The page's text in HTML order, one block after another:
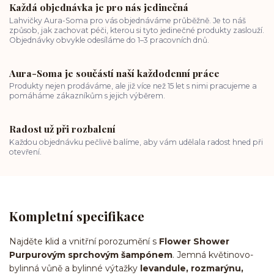
Každá objednávka je pro nás jedinečná
Lahvičky Aura-Soma pro vás objednáváme průběžně. Je to náš
způsob, jak zachovat péči, kterou si tyto jedinečné produkty zaslouží.
Objednávky obvykle odesíláme do 1–3 pracovních dnů.
Aura-Soma je součástí naší každodenní práce
Produkty nejen prodáváme, ale již více než 15 let s nimi pracujeme a
pomáháme zákazníkům s jejich výběrem.
Radost už při rozbalení
Každou objednávku pečlivě balíme, aby vám udělala radost hned při
otevření.
Kompletní specifikace
Najděte klid a vnitřní porozumění s Flower Shower
Purpurovým sprchovým šampónem. Jemná květinovo-
bylinná vůně a bylinné výtažky levandule, rozmarýnu,